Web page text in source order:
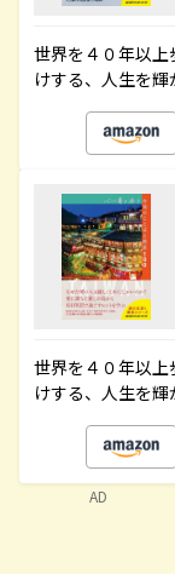
世界を４０年以
けする、人生を
世界を４０年以
けする、人生を
AD